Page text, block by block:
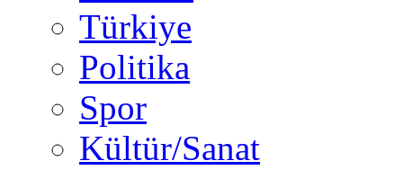
Türkiye
Politika
Spor
Kültür/Sanat